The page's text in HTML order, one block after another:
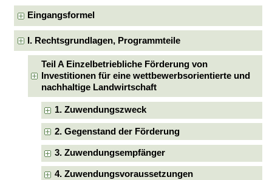
Eingangsformel
I. Rechtsgrundlagen, Programmteile
Teil A Einzelbetriebliche Förderung von
Investitionen für eine wettbewerbsorientierte und
nachhaltige Landwirtschaft
1. Zuwendungszweck
2. Gegenstand der Förderung
3. Zuwendungsempfänger
4. Zuwendungsvoraussetzungen